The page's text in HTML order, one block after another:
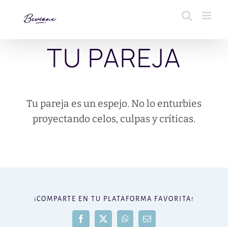
TU PAREJA
Tu pareja es un espejo. No lo enturbies
proyectando celos, culpas y críticas.
¡COMPARTE EN TU PLATAFORMA FAVORITA!
Facebook
X WhatsAppCorreo